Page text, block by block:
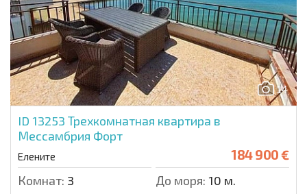
14
ID 13253 Трехкомнатная квартира в
Мессамбрия Форт
Елените 184 900 €
Комнат: 3 До моря: 10 м.